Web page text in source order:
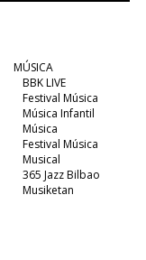
MÚSICA
BBK LIVE
Festival Música
Música Infantil
Música
Festival Música
Musical
365 Jazz Bilbao
Musiketan